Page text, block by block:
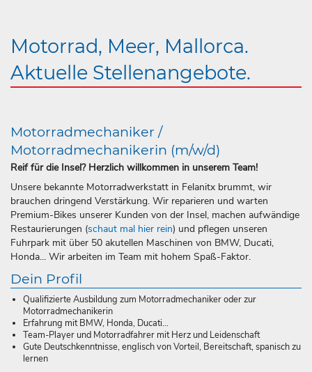
Motorrad, Meer, Mallorca.
Aktuelle Stellenangebote.
Motorradmechaniker /
Motorradmechanikerin (m/w/d)
Reif für die Insel? Herzlich willkommen in unserem Team!
Unsere bekannte Motorradwerkstatt in Felanitx brummt, wir
brauchen dringend Verstärkung. Wir reparieren und warten
Premium-Bikes unserer Kunden von der Insel, machen aufwändige
Restaurierungen (schaut mal hier rein) und pflegen unseren
Fuhrpark mit über 50 akutellen Maschinen von BMW, Ducati,
Honda... Wir arbeiten im Team mit hohem Spaß-Faktor.
Dein Profil
Qualifizierte Ausbildung zum Motorradmechaniker oder zur
Motorradmechanikerin
Erfahrung mit BMW, Honda, Ducati...
Team-Player und Motorradfahrer mit Herz und Leidenschaft
Gute Deutschkenntnisse, englisch von Vorteil, Bereitschaft, spanisch zu
lernen